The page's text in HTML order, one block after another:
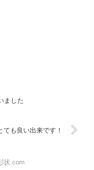
ました
ても良い出来です！
状.com